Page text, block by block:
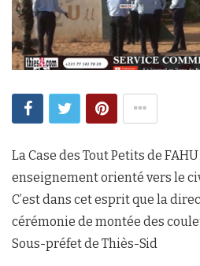
La Case des Tout Petits de
enseignement orienté vers le
C’est dans cet esprit que la
cérémonie de montée des
Sous-préfet de Thiès-Sid